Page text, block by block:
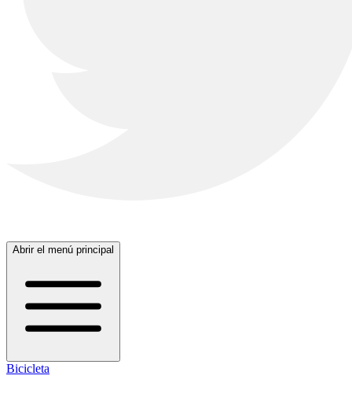
Abrir el menú principal
Bicicleta